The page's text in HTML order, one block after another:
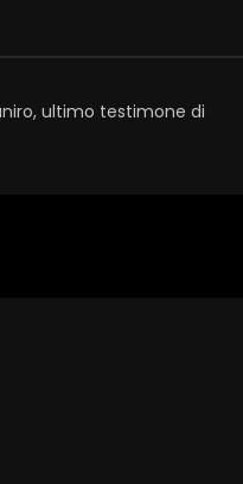
ultimo testimone di